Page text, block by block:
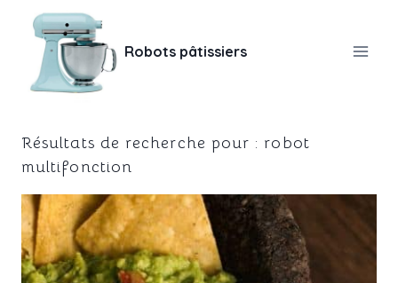
contenu
Robots pâtissiers
Résultats de recherche pour : robot
multifonction